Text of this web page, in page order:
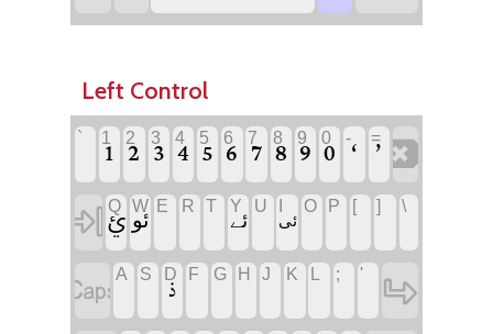
Left Control
` 1‏ 2
‏ 3
‏ 4
‏ 5
‏ 6
‏ 7‏ 8
‏ 9
‏ 0
‏ -‏ =‏ ‏
‏ Q
‏ࢨ W
‏ئو
E
‏ R
‏ T
‏ Y
‏ئے
U
‏ ‏ئی
O
‏ P
‏ [ ] \‏
‏A
‏ S
‏ D
‏ F‏ G
‏ H‏ J‏ K
‏ ‏ ; '
‏